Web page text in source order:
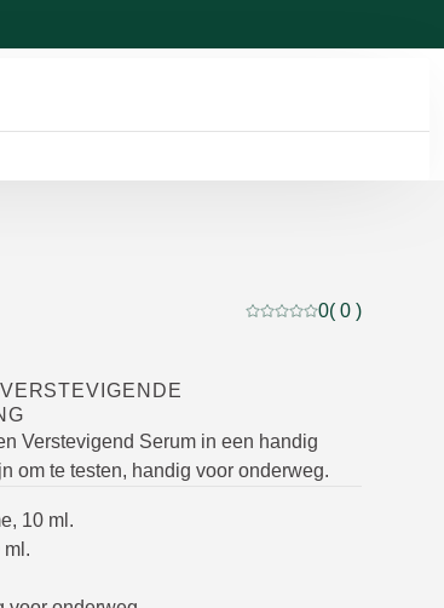
Beoordeling: 0 van 5
0( 0 )
Verstevigend Serum in een handig
om te testen, handig voor onderweg.
10 ml.
ml.